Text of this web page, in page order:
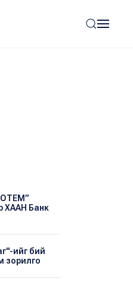
ХААН Банк
ийг бий
зорилго